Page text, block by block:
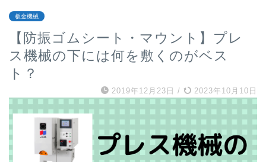
板金機械
【防振ゴムシート・マウント】プレ
ス機械の下には何を敷くのがベス
ト？
2019年12月23日 / 2023年10月10日